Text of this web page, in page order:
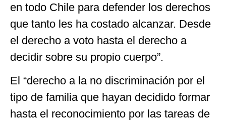
en todo Chile para defender los derechos
que tanto les ha costado alcanzar. Desde
el derecho a voto hasta el derecho a
decidir sobre su propio cuerpo”.
El “derecho a la no discriminación por el
tipo de familia que hayan decidido formar
hasta el reconocimiento por las tareas de